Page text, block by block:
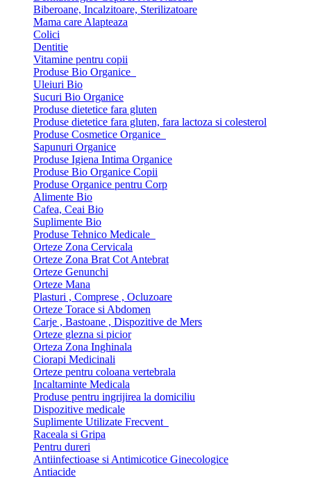
Biberoane, Incalzitoare, Sterilizatoare
Mama care Alapteaza
Colici
Dentitie
Vitamine pentru copii
Produse Bio Organice
Uleiuri Bio
Sucuri Bio Organice
Produse dietetice fara gluten
Produse dietetice fara gluten, fara lactoza si colesterol
Produse Cosmetice Organice
Sapunuri Organice
Produse Igiena Intima Organice
Produse Bio Organice Copii
Produse Organice pentru Corp
Alimente Bio
Cafea, Ceai Bio
Suplimente Bio
Produse Tehnico Medicale
Orteze Zona Cervicala
Orteze Zona Brat Cot Antebrat
Orteze Genunchi
Orteze Mana
Plasturi , Comprese , Ocluzoare
Orteze Torace si Abdomen
Carje , Bastoane , Dispozitive de Mers
Orteze glezna si picior
Orteza Zona Inghinala
Ciorapi Medicinali
Orteze pentru coloana vertebrala
Incaltaminte Medicala
Produse pentru ingrijirea la domiciliu
Dispozitive medicale
Suplimente Utilizate Frecvent
Raceala si Gripa
Pentru dureri
Antiinfectioase si Antimicotice Ginecologice
Antiacide